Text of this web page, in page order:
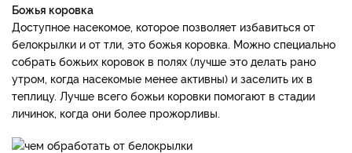
Божья коровка
Доступное насекомое, которое позволяет избавиться от
белокрылки и от тли, это божья коровка. Можно специально
собрать божьих коровок в полях (лучше это делать рано
утром, когда насекомые менее активны) и заселить их в
теплицу. Лучше всего божьи коровки помогают в стадии
личинок, когда они более прожорливы.